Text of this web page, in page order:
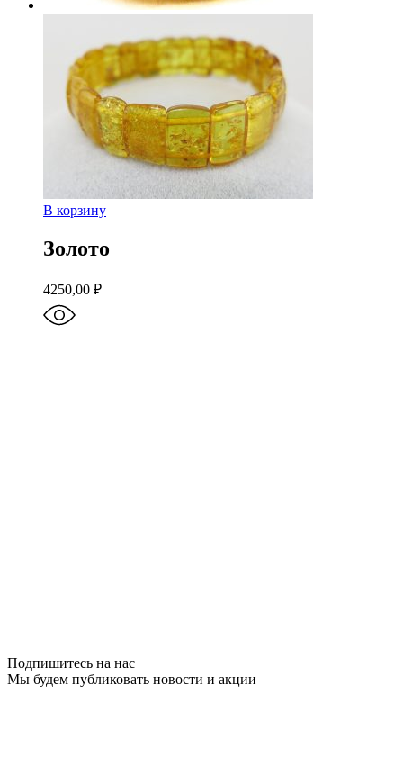
В корзину
Золото
4250,00 ₽
Подпишитесь на нас
Мы будем публиковать новости и акции